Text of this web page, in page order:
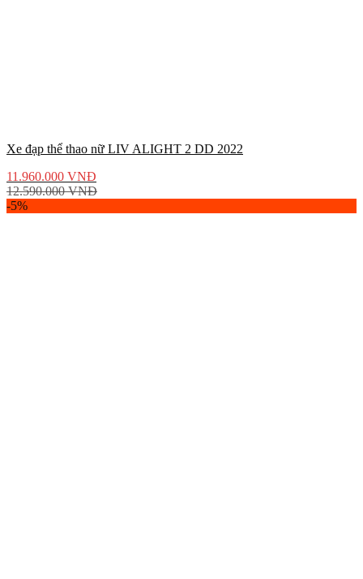
Xe đạp thể thao nữ LIV ALIGHT 2 DD 2022
11.960.000 VNĐ
12.590.000VNĐ
-5%